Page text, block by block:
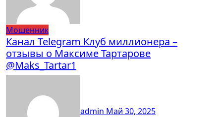
Мошенник
Канал Telegram Клуб миллионера –
отзывы о Максиме Тартарове
@Maks_Tartar1
admin Май 30, 2025